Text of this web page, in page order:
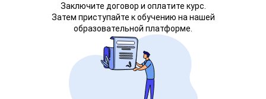
Заключите договор и оплатите курс.
Затем приступайте к обучению на нашей
образовательной платформе.